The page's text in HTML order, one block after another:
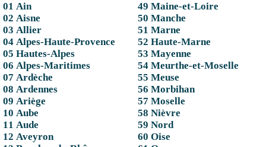
01 Ain
02 Aisne
03 Allier
04 Alpes-Haute-Provence
05 Hautes-Alpes
06 Alpes-Maritimes
07 Ardèche
08 Ardennes
09 Ariège
10 Aube
11 Aude
12 Aveyron
49 Maine-et-Loire
50 Manche
51 Marne
52 Haute-Marne
53 Mayenne
54 Meurthe-et-Moselle
55 Meuse
56 Morbihan
57 Moselle
58 Nièvre
59 Nord
60 Oise